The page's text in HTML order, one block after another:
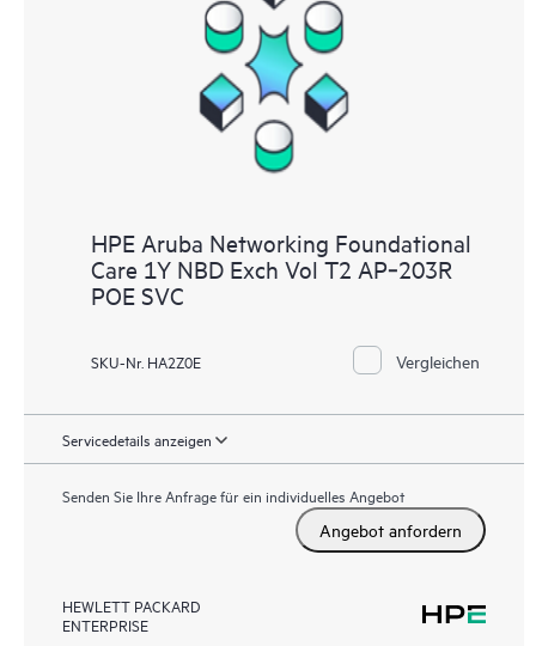
HPE Aruba Networking Foundational
Care 1Y NBD Exch Vol T2 AP‑203R
POE SVC
SKU-Nr. HA2Z0E Vergleichen
Servicedetails anzeigen
Senden Sie Ihre Anfrage für ein individuelles Angebot
Angebot anfordern
HEWLETT PACKARD
ENTERPRISE